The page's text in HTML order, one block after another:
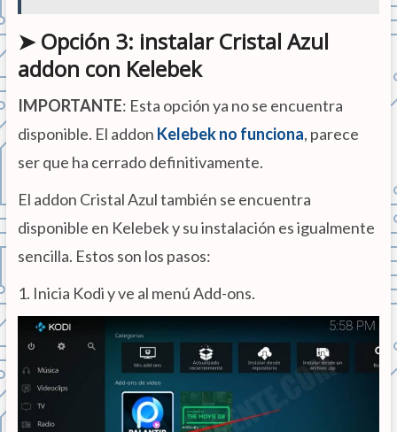
➤ Opción 3: instalar Cristal Azul
addon con Kelebek
IMPORTANTE: Esta opción ya no se encuentra
disponible. El addon Kelebek no funciona, parece
ser que ha cerrado definitivamente.
El addon Cristal Azul también se encuentra
disponible en Kelebek y su instalación es igualmente
sencilla. Estos son los pasos:
1. Inicia Kodi y ve al menú Add-ons.